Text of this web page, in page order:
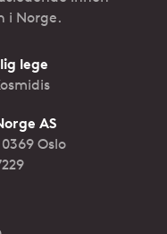
i Norge.
lege
AS
Oslo